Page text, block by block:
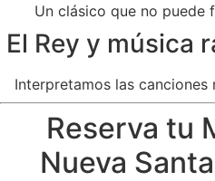
Un clásico que no puede
El Rey y música
Interpretamos las canciones
Reserva tu
Nueva